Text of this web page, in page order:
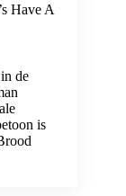
Have A
de
is